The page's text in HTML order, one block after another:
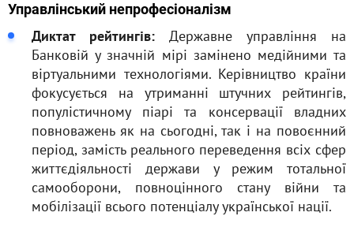
Управлінський непрофесіоналізм
Диктат рейтингів: Державне управління на
Банковій у значній мірі замінено медійними та
віртуальними технологіями. Керівництво країни
фокусується на утриманні штучних рейтингів,
популістичному піарі та консервації владних
повноважень як на сьогодні, так і на повоєнний
період, замість реального переведення всіх сфер
життєдіяльності держави у режим тотальної
самооборони, повноцінного стану війни та
мобілізації всього потенціалу української нації.